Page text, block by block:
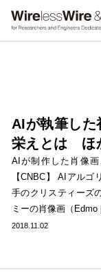
AIが執筆した
栄えとは ほ
AIが制作した肖像
【CNBC】 AIアル
手のクリスティーズ
ミーの肖像画（
2018.11.02